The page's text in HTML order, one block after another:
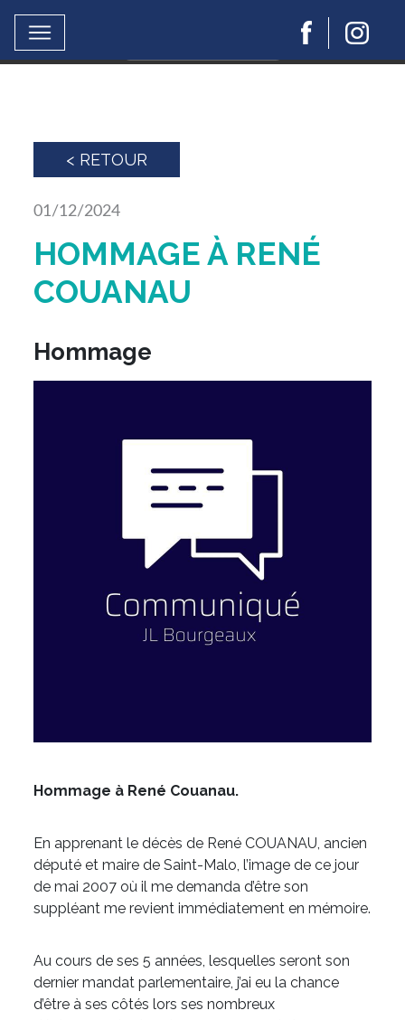
déposer un cookie à des fins de mesure d'audience..
< RETOUR
01/12/2024
HOMMAGE À RENÉ
COUANAU
Hommage
Hommage à René Couanau.
En apprenant le décès de René COUANAU, ancien
député et maire de Saint-Malo, l’image de ce jour
de mai 2007 où il me demanda d’être son
suppléant me revient immédiatement en mémoire.
Au cours de ses 5 années, lesquelles seront son
dernier mandat parlementaire, j’ai eu la chance
d’être à ses côtés lors ses nombreux